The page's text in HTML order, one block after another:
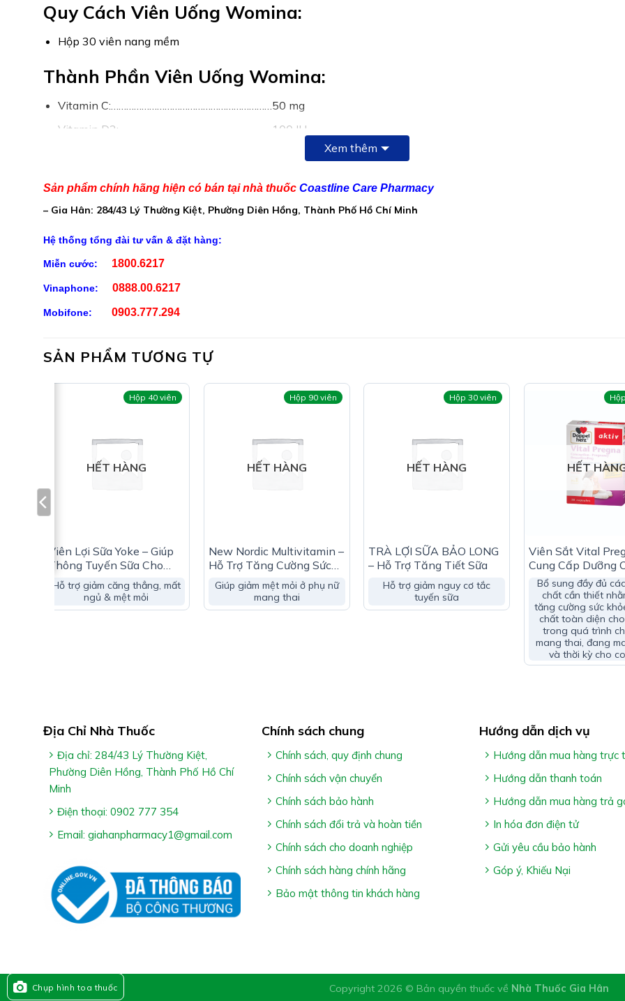
Quy Cách Viên Uống Womina:
Hộp 30 viên nang mềm
Thành Phần Viên Uống Womina:
Vitamin C:………………………………………………………50 mg
Vitamin D3:……………………………………………………100 IU
Vitamin B2:…………………………………………………….4,6mg
Vitamin B6:……………………………………………………4,6 mg
Vitamin B12:…………………………………………………30 mcg
Sắt:……………………………………………………………….15 mg
Đồng:……………………………………………………………0,1 mg
Magie:……………………………………………………………65 mg
Choline:………………………………………………………….40 mg
Xem thêm
Sản phẩm chính hãng hiện có bán tại nhà thuốc Coastline Care Pharmacy
– Gia Hân: 284/43 Lý Thường Kiệt, Phường Diên Hồng, Thành Phố Hồ Chí Minh
Hệ thống tổng đài tư vấn & đặt hàng:
Miễn cước: 1800.6217
Vinaphone: 0888.00.6217
Mobifone: 0903.777.294
SẢN PHẨM TƯƠNG TỰ
Hộp 40 viên
HẾT HÀNG
Viên Lợi Sữa Yoke – Giúp
Thông Tuyến Sữa Cho
Phụ Nữ Sau Sinh
Hỗ trợ giảm căng thẳng, mất
ngủ & mệt mỏi
Hộp 90 viên
HẾT HÀNG
New Nordic Multivitamin –
Hỗ Trợ Tăng Cường Sức
Khỏe
Giúp giảm mệt mỏi ở phụ nữ
mang thai
Hộp 30 viên
HẾT HÀNG
TRÀ LỢI SỮA BẢO LONG
– Hỗ Trợ Tăng Tiết Sữa
Hỗ trợ giảm nguy cơ tắc
tuyến sữa
HẾT
Viên Sắt Vital
Cung Cấp Dưỡng
Cần Thiết Cho Bà
Bổ sung đầy đủ
chất cần thiết
tăng cường sức
chất toàn diện
trong quá trình
mang thai, đang
và thời kỳ cho
Địa Chỉ Nhà Thuốc
Địa chỉ: 284/43 Lý Thường Kiệt,
Phường Diên Hồng, Thành Phố Hồ Chí
Minh
Điện thoại: 0902 777 354
Email: giahanpharmacy1@gmail.com
Chính sách chung
Chính sách, quy định chung
Chính sách vận chuyển
Chính sách bảo hành
Chính sách đổi trả và hoàn tiền
Chính sách cho doanh nghiệp
Chính sách hàng chính hãng
Bảo mật thông tin khách hàng
Hướng dẫn dịch vụ
Hướng dẫn mua hàng trực
Hướng dẫn thanh toán
Hướng dẫn mua hàng trả
In hóa đơn điện tử
Gửi yêu cầu bảo hành
Góp ý, Khiếu Nại
Copyright 2026 © Bản quyền thuốc về Nhà Thuốc Gia Hân
Chụp hình toa thuốc